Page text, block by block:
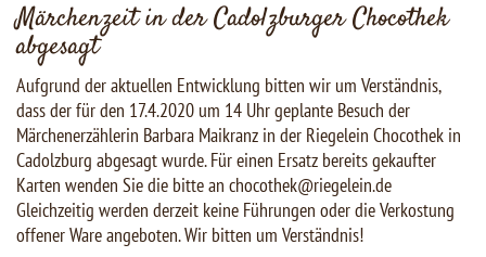
Märchenzeit in der Cadolzburger Chocothek
abgesagt
Aufgrund der aktuellen Entwicklung bitten wir um Verständnis,
dass der für den 17.4.2020 um 14 Uhr geplante Besuch der
Märchenerzählerin Barbara Maikranz in der Riegelein Chocothek in
Cadolzburg abgesagt wurde. Für einen Ersatz bereits gekaufter
Karten wenden Sie die bitte an chocothek@riegelein.de
Gleichzeitig werden derzeit keine Führungen oder die Verkostung
offener Ware angeboten. Wir bitten um Verständnis!